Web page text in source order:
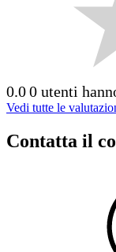
0.00 utenti
Vedi tutte le
Contatta il